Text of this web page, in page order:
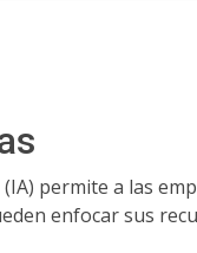
permite a las
enfocar sus